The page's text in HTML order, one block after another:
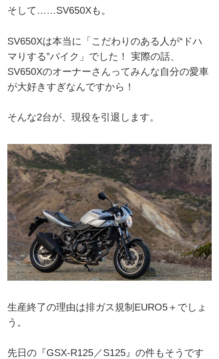
そして……SV650Xも。
SV650Xは本当に「こだわりのある人が“ドハ
マりする”バイク」でした！ 実際の話、
SV650Xのオーナーさんってみんな自分の愛車
が大好きすぎなんですから！
そんな2台が、現役を引退します。
生産終了の理由は排ガス規制EURO5＋でしょ
う。
先日の『GSX-R125／S125』の件もそうです